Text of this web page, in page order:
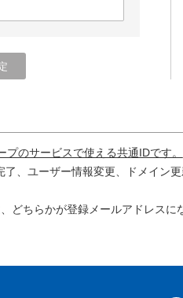
のサービスで使える共通IDです。
、ユーザー情報変更、ドメイン
どちらかが登録メールアドレスに